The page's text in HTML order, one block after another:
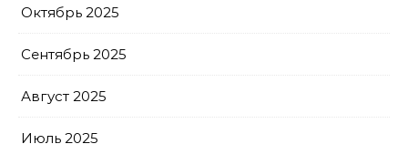
Октябрь 2025
Сентябрь 2025
Август 2025
Июль 2025